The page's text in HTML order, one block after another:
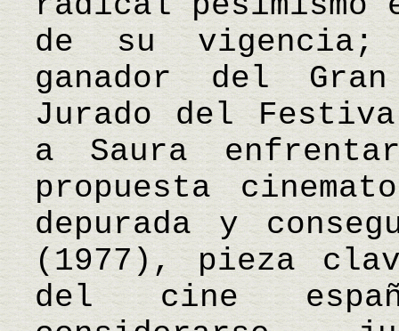
de su
ganador del
Jurado del
a Saura
propuesta
depurada y
(1977), pieza
del cine